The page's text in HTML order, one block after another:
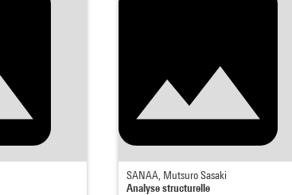
SANAA, Mutsuro Sasaki
Analyse structurelle